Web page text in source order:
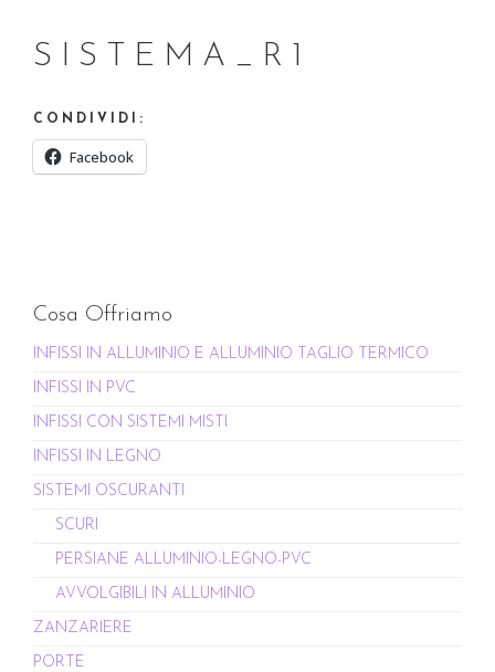
SISTEMA_R1
CONDIVIDI:
Facebook
Cosa Offriamo
INFISSI IN ALLUMINIO E ALLUMINIO TAGLIO TERMICO
INFISSI IN PVC
INFISSI CON SISTEMI MISTI
INFISSI IN LEGNO
SISTEMI OSCURANTI
SCURI
PERSIANE ALLUMINIO-LEGNO-PVC
AVVOLGIBILI IN ALLUMINIO
ZANZARIERE
PORTE